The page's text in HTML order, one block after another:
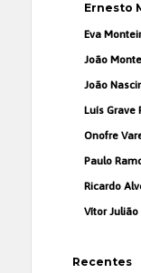
Ernesto
Eva
João
João
Luís Grave
Onofre
Paulo
Ricardo
Vítor Julião
Recentes